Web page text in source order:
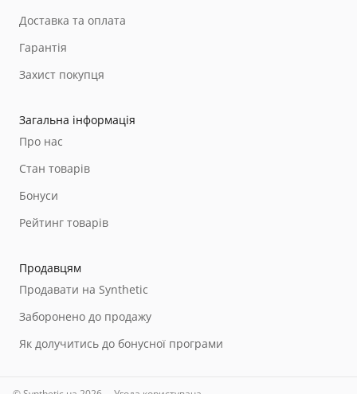
Доставка та оплата
Гарантія
Захист покупця
Загальна інформація
Про нас
Стан товарів
Бонуси
Рейтинг товарів
Продавцям
Продавати на Synthetic
Заборонено до продажу
Як долучитись до бонусної програми